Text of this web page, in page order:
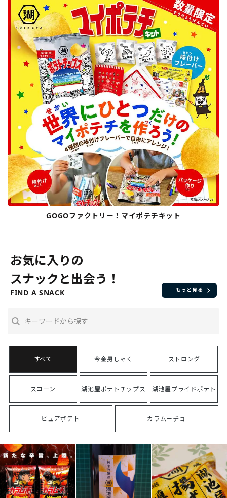
GOGOファクトリー！マイポテチキット
お気に入りの
スナックと出会う！
FIND A SNACK もっと見る
今金男しゃく ストロング
スコーン 湖池屋ポテトチップス 湖池屋プライドポテト
ピュアポテト カラムーチョ